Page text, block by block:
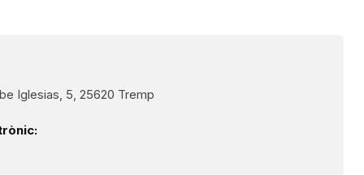
Iglesias, 5, 25620 Tremp